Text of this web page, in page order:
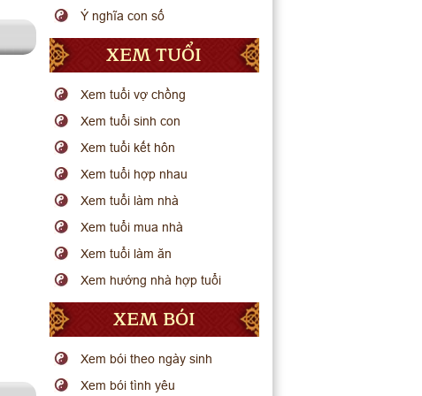
Ý nghĩa con số
XEM TUỔI
Xem tuổi vợ chồng
Xem tuổi sinh con
Xem tuổi kết hôn
Xem tuổi hợp nhau
Xem tuổi làm nhà
Xem tuổi mua nhà
Xem tuổi làm ăn
Xem hướng nhà hợp tuổi
XEM BÓI
Xem bói theo ngày sinh
Xem bói tình yêu